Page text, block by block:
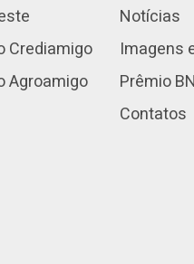
Crediamigo
Agroamigo
Notícias
Imagens
Prêmio
Contatos